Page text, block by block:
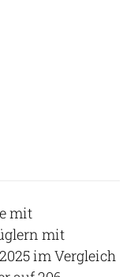
mit
mit
im Vergleich